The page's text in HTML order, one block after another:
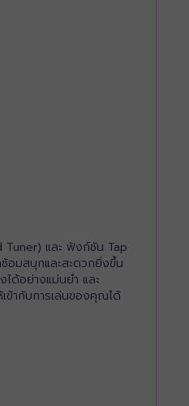
Tuner) และ ฟังก์ชัน Tap
อมสนุกและสะดวกยิ่งขึ้น
ด้อย่างแม่นยำ และ
ข้ากับการเล่นของคุณได้